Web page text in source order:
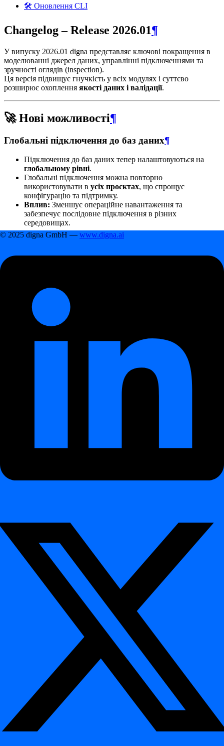
🛠 Оновлення CLI
Changelog – Release 2026.01¶
У випуску 2026.01 digna представляє ключові покращення в
моделюванні джерел даних, управлінні підключеннями та
зручності оглядів (inspection).
Ця версія підвищує гнучкість у всіх модулях і суттєво
розширює охоплення якості даних і валідації.
🚀 Нові можливості¶
Глобальні підключення до баз даних¶
Підключення до баз даних тепер налаштовуються на
глобальному рівні.
Глобальні підключення можна повторно
використовувати в усіх проєктах, що спрощує
конфігурацію та підтримку.
Вплив: Зменшує операційне навантаження та
забезпечує послідовне підключення в різних
середовищах.
Кілька конфігурацій підключення джерел на
проєкт¶
Дає змогу гнучко налаштовувати складні ландшафти
даних на рівні проєктів.
Вплив:
Підтримує реалістичні корпоративні архітектури
з гетерогенними джерелами даних.
Джерела даних тепер представляють
логічний шар
Кожне джерело даних може базуватися на:
повторне використання.
встановлено умову чи вона виконана.
не виконана digna Data Anomalies
надає статус аномалії (зелений / жовтий / червоний).
Приклад:
Не враховувати набір даних для оцінки
аномалій, коли кількість записів менша за 10.
Вплив:
Забезпечує оцінку аномалій лише в релевантних
бізнес-контекстах.
Конфігурація сповіщень по модулях
Сповіщення тепер можна налаштовувати
безпосередньо в digna.
Дозволяє незалежно контролювати логіку оповіщень для
digna Data Anomalies
digna Data Timeliness
та інших модулів.
Дає змогу реалізувати точні стратегії
оповіщення, узгоджені з відповідальністю команд і
критичністю.
Експорт результатів інспекцій (CSV)
Користувачі тепер можуть
завантажувати результати
інспекцій у форматі CSV
© 2025 digna GmbH — www.digna.ai